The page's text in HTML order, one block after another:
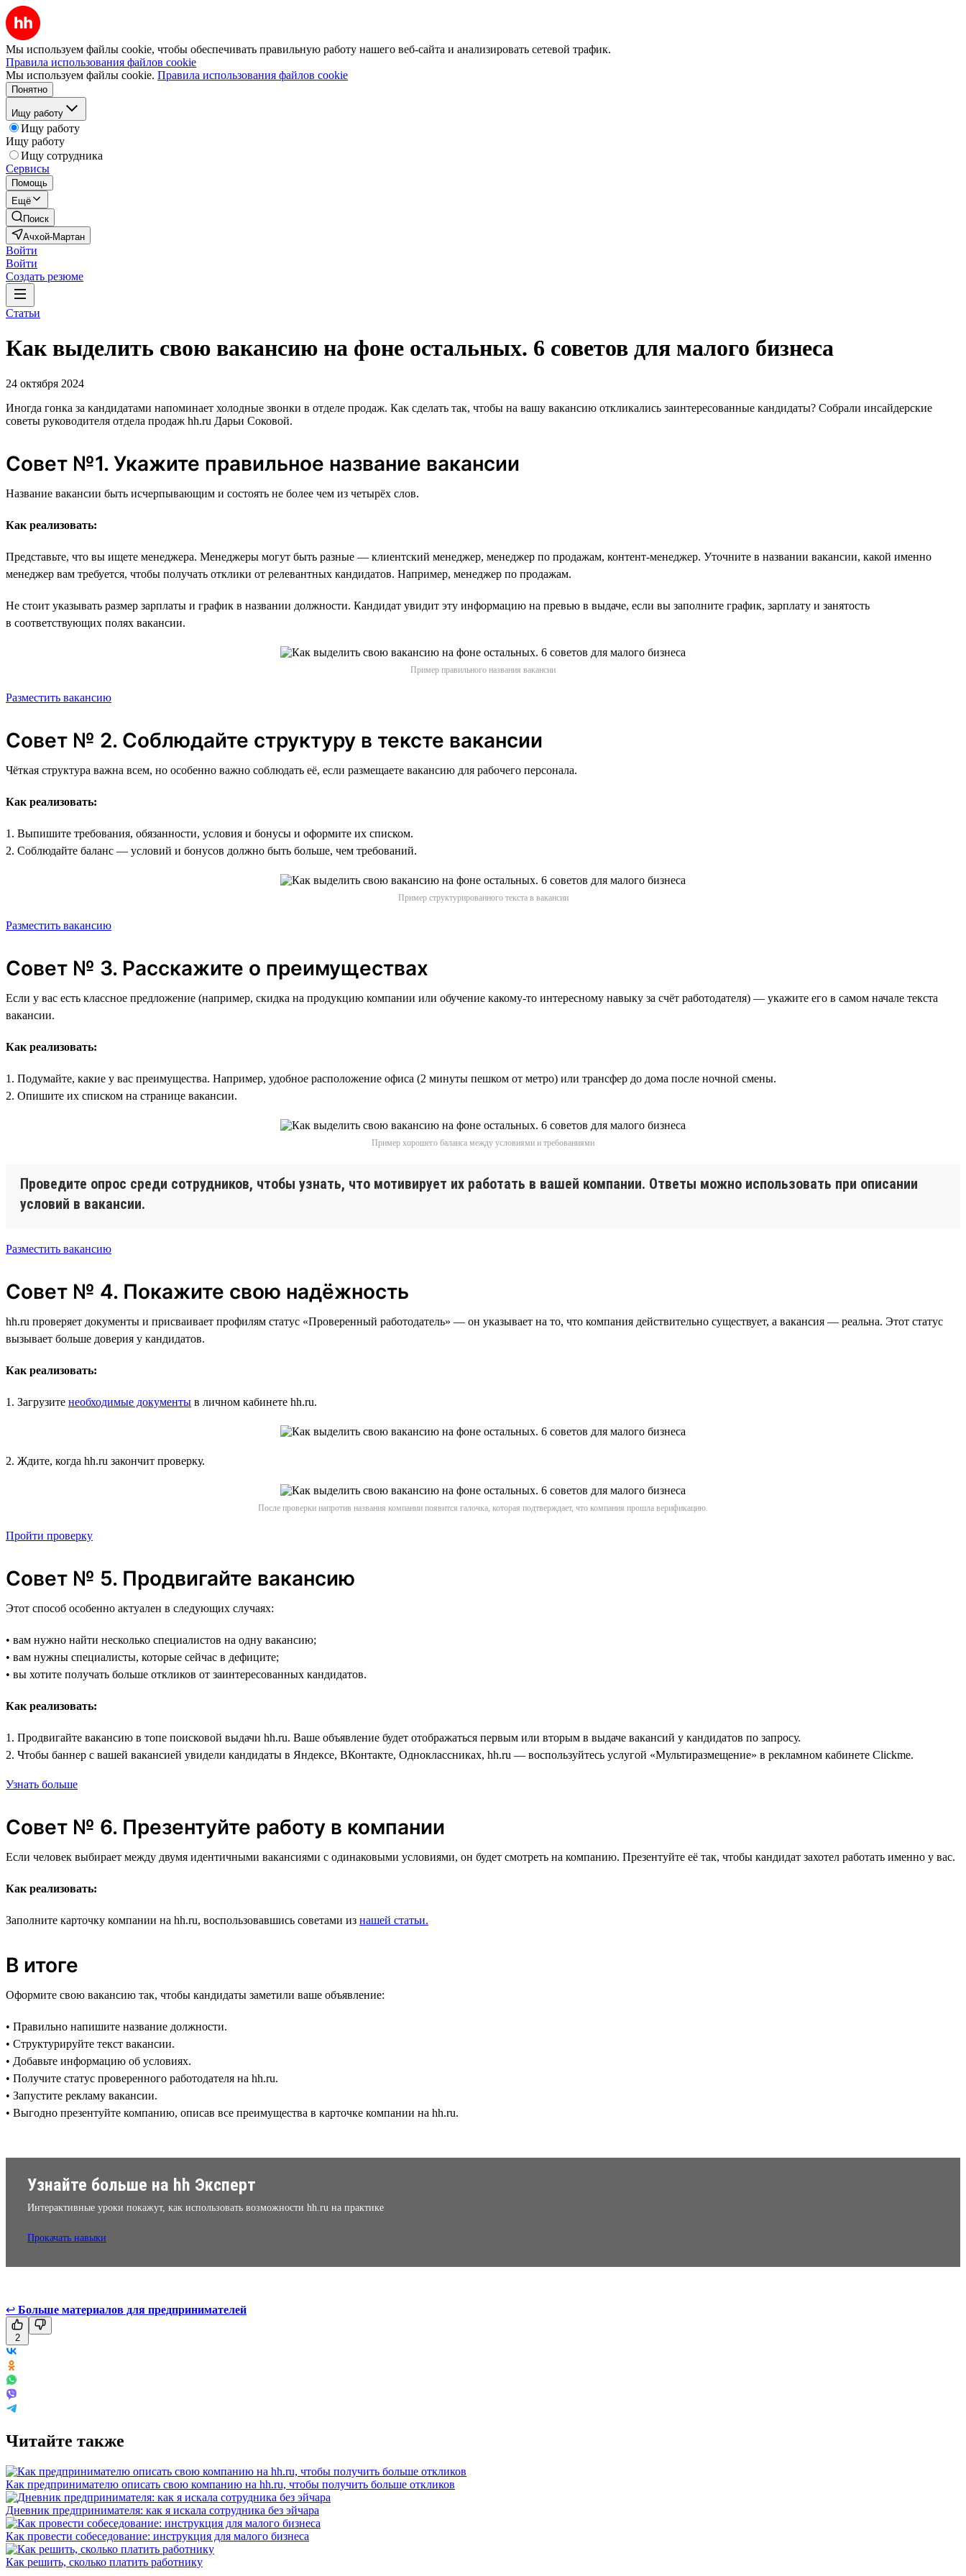
Мы используем файлы cookie, чтобы обеспечивать правильную работу нашего веб-сайта и анализировать сетевой трафик.
Правила использования файлов cookie
Мы используем файлы cookie. Правила использования файлов cookie
Понятно
Ищу работу
Ищу работу
Ищу работу
Ищу сотрудника
Сервисы
Помощь
Ещё
Поиск
Ачхой-Мартан
Войти
Войти
Создать резюме
Статьи
Как выделить свою вакансию на фоне остальных. 6 советов для малого бизнеса
24 октября 2024
Иногда гонка за кандидатами напоминает холодные звонки в отделе продаж. Как сделать так, чтобы на вашу вакансию откликались заинтересованные кандидаты? Собрали инсайдерские
советы руководителя отдела продаж hh.ru Дарьи Соковой.
Совет №1. Укажите правильное название вакансии
Название вакансии быть исчерпывающим и состоять не более чем из четырёх слов.
Как реализовать:
Представьте, что вы ищете менеджера. Менеджеры могут быть разные — клиентский менеджер, менеджер по продажам, контент-менеджер. Уточните в названии вакансии, какой именно
менеджер вам требуется, чтобы получать отклики от релевантных кандидатов. Например, менеджер по продажам.
Не стоит указывать размер зарплаты и график в названии должности. Кандидат увидит эту информацию на превью в выдаче, если вы заполните график, зарплату и занятость
в соответствующих полях вакансии.
Пример правильного названия вакансии
Разместить вакансию
Совет № 2. Соблюдайте структуру в тексте вакансии
Чёткая структура важна всем, но особенно важно соблюдать её, если размещаете вакансию для рабочего персонала.
Как реализовать:
1. Выпишите требования, обязанности, условия и бонусы и оформите их списком.
2. Соблюдайте баланс — условий и бонусов должно быть больше, чем требований.
Пример структурированного текста в вакансии
Разместить вакансию
Совет № 3. Расскажите о преимуществах
Если у вас есть классное предложение (например, скидка на продукцию компании или обучение какому-то интересному навыку за счёт работодателя) — укажите его в самом начале текста
вакансии.
Как реализовать:
1. Подумайте, какие у вас преимущества. Например, удобное расположение офиса (2 минуты пешком от метро) или трансфер до дома после ночной смены.
2. Опишите их списком на странице вакансии.
Пример хорошего баланса между условиями и требованиями
Проведите опрос среди сотрудников, чтобы узнать, что мотивирует их работать в вашей компании. Ответы можно использовать при описании
условий в вакансии.
Разместить вакансию
Совет № 4. Покажите свою надёжность
hh.ru проверяет документы и присваивает профилям статус «Проверенный работодатель» — он указывает на то, что компания действительно существует, а вакансия — реальна. Этот статус
вызывает больше доверия у кандидатов.
Как реализовать:
1. Загрузите необходимые документы в личном кабинете hh.ru.
2. Ждите, когда hh.ru закончит проверку.
После проверки напротив названия компании появится галочка, которая подтверждает, что компания прошла верификацию.
Пройти проверку
Совет № 5. Продвигайте вакансию
Этот способ особенно актуален в следующих случаях:
• вам нужно найти несколько специалистов на одну вакансию;
• вам нужны специалисты, которые сейчас в дефиците;
• вы хотите получать больше откликов от заинтересованных кандидатов.
Как реализовать:
1. Продвигайте вакансию в топе поисковой выдачи hh.ru. Ваше объявление будет отображаться первым или вторым в выдаче вакансий у кандидатов по запросу.
2. Чтобы баннер с вашей вакансией увидели кандидаты в Яндексе, ВКонтакте, Одноклассниках, hh.ru — воспользуйтесь услугой «Мультиразмещение» в рекламном кабинете Clickme.
Узнать больше
Совет № 6. Презентуйте работу в компании
Если человек выбирает между двумя идентичными вакансиями с одинаковыми условиями, он будет смотреть на компанию. Презентуйте её так, чтобы кандидат захотел работать именно у вас.
Как реализовать:
Заполните карточку компании на hh.ru, воспользовавшись советами из нашей статьи.
В итоге
Оформите свою вакансию так, чтобы кандидаты заметили ваше объявление:
• Правильно напишите название должности.
• Структурируйте текст вакансии.
• Добавьте информацию об условиях.
• Получите статус проверенного работодателя на hh.ru.
• Запустите рекламу вакансии.
• Выгодно презентуйте компанию, описав все преимущества в карточке компании на hh.ru.
Узнайте больше на hh Эксперт
Интерактивные уроки покажут, как использовать возможности hh.ru на практике
Прокачать навыки
↩ Больше материалов для предпринимателей
2
Читайте также
Как предпринимателю описать свою компанию на hh.ru, чтобы получить больше откликов
Дневник предпринимателя: как я искала сотрудника без эйчара
Как провести собеседование: инструкция для малого бизнеса
Как решить, сколько платить работнику